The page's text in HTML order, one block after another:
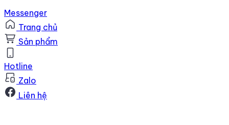
Messenger
Trang chủ
Sản phẩm
Hotline
Zalo
Liên hệ